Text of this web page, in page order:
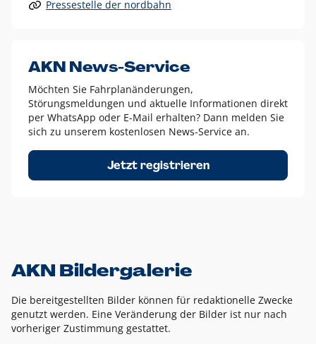
Alle anderen Logo-Varianten dürfen nur in Ausnahmefällen
Diese Ausnahmen sind zum Beispiel:
dem AKN Blau,
weißes Logo auf Fotohintergründen,
schwarzes Logo für reine Schwarz-Weiß-Umsetzungen
Um das Logo herum muss ein Schutzraum von jeweils einer
Höhe bzw. Breite des N aus AKN in alle Richtungen
Pressestelle der nordbahn
AKN News-Service
Möchten Sie Fahrplanänderungen,
Störungsmeldungen und aktuelle Informationen direkt
per WhatsApp oder E-Mail erhalten? Dann melden Sie
sich zu unserem kostenlosen News-Service an.
Jetzt registrieren
AKN Bildergalerie
Die bereitgestellten Bilder können für redaktionelle Zwecke
genutzt werden. Eine Veränderung der Bilder ist nur nach
vorheriger Zustimmung gestattet.